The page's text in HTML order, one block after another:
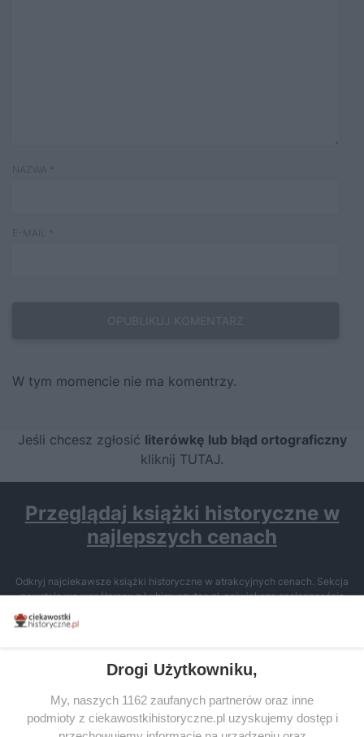
W tym momencie nie ma komentrzy.
Jeśli chcesz zgłosić literówkę lub błąd ortograficzny
kliknij TUTAJ.
Przeglądaj książki historyczne w
najlepszych cenach
Odkryj najciekawsze książki historyczne w atrakcyjnych cenach. Sekcja
powstała we współpracy z Lubimyczytac.pl, największą społecznością
miłośników literatury w Polsce – dzięki temu możesz wybierać spośród
tytułów najwyżej ocenianych przez czytelników.
SERWIS
Drogi Użytkowniku,
My, naszych 1162 zaufanych partnerów oraz inne
podmioty z ciekawostkihistoryczne.pl uzyskujemy dostęp i